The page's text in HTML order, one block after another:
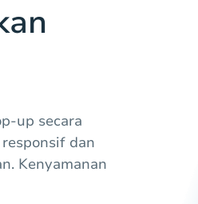
up secara
dan
Kenyamanan